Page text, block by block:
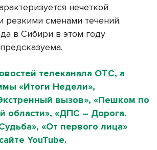
нечеткой
резкими сменами течений.
в Сибири в этом году
телеканала ОТС, а
«Итоги Недели»,
вызов», «Пешком по
области», «ДПС – Дорога.
«От первого лица»
YouTube.